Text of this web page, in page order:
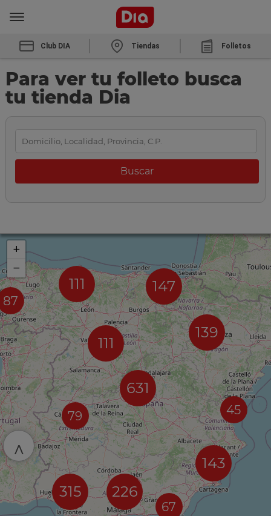
Club DIA Tiendas Folletos
Para ver tu folleto busca
tu tienda Dia
87
111 147
111
79
631
226
315
139
67
45
143
+
−
^